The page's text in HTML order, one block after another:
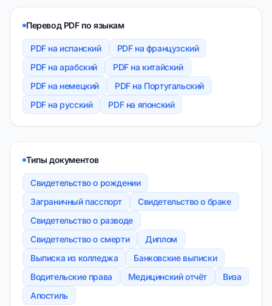
Перевод PDF по языкам
PDF на испанский
PDF на французский
PDF на арабский
PDF на китайский
PDF на немецкий
PDF на Португальский
PDF на русский
PDF на японский
Типы документов
Свидетельство о рождении
Заграничный пасспорт
Свидетельство о браке
Свидетельство о разводе
Свидетельство о смерти
Диплом
Выписка из колледжа
Банковские выписки
Водительские права
Медицинский отчёт
Виза
Апостиль